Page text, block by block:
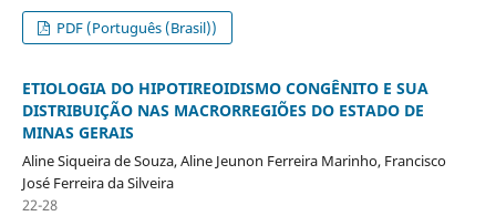
PDF (Português (Brasil))
ETIOLOGIA DO HIPOTIREOIDISMO CONGÊNITO E SUA
DISTRIBUIÇÃO NAS MACRORREGIÕES DO ESTADO DE
MINAS GERAIS
Aline Siqueira de Souza, Aline Jeunon Ferreira Marinho, Francisco
José Ferreira da Silveira
22-28